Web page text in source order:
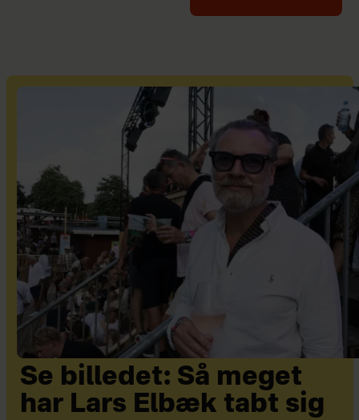
Se billedet: Så meget
har Lars Elbæk tabt sig